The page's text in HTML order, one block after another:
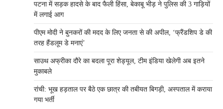
पटना में सड़क हादसे के बाद फैली हिंसा, बेकाबू भीड़ ने पुलिस की 3 गाड़ियों
में लगाई आग
पीएम मोदी ने बुनकरों की मदद के लिए जनता से की अपील, ‘फ्रैंडशिप डे की
तरह हैंडलूम डे मनाएं’
साउथ अफ्रीका दौरे का बदला पूरा शेड्यूल, टीम इंडिया खेलेगी अब इतने
मुकाबले
रांची: भूख हड़ताल पर बैठे एक छात्र की तबीयत बिगड़ी, अस्पताल में कराया
गया भर्ती